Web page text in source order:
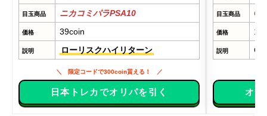
目玉商品 ニカコミパラPSA10
価格 39coin
説明 ローリスクハイリターン
限定コードで300coin貰える！
日本トレカでオリパを引く
目玉商品
価格
説明
オリ